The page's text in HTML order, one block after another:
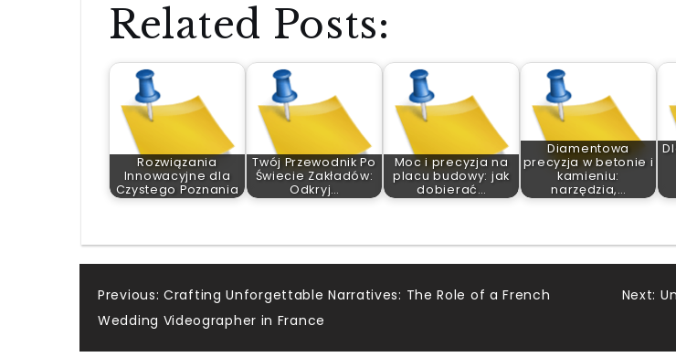
Related Posts:
Rozwiązania
Innowacyjne dla
Czystego Poznania
Twój Przewodnik Po
Świecie Zakładów:
Odkryj…
Moc i precyzja na
placu budowy: jak
dobierać…
Diamentowa
precyzja w betonie i
kamieniu:
narzędzia,…
Post
Previous: Crafting Unforgettable Narratives: The Role of a French
Wedding Videographer in France
Next: